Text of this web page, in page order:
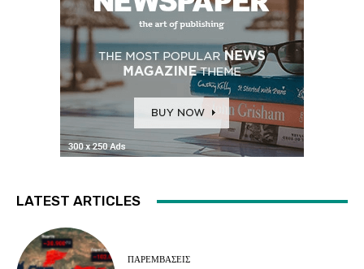
LATEST ARTICLES
ΠΑΡΕΜΒΑΣΕΙΣ